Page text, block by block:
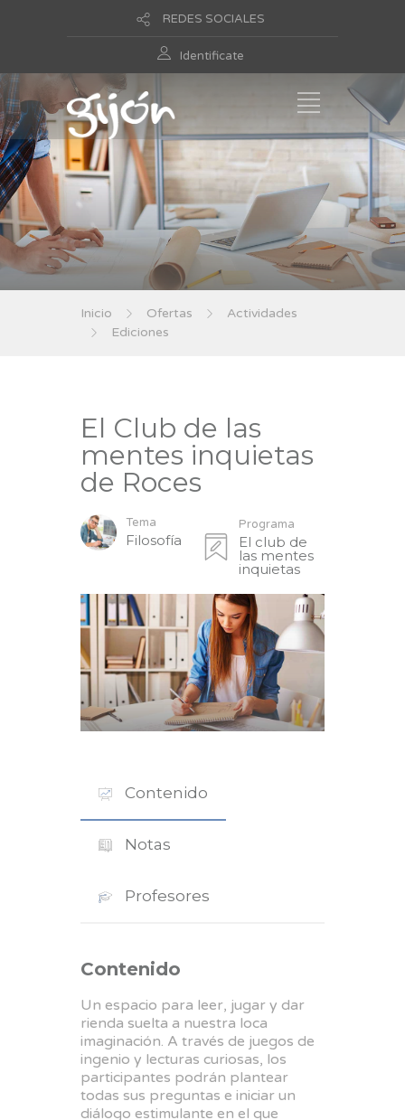
REDES SOCIALES
Identificate
Inicio Ofertas
Actividades
Ediciones
El Club de las
mentes inquietas
de Roces
Tema
Filosofía
Programa
El club de
las mentes
inquietas
Contenido
Notas
Profesores
Contenido
Un espacio para leer, jugar y dar
rienda suelta a nuestra loca
imaginación. A través de juegos de
ingenio y lecturas curiosas, los
participantes podrán plantear
todas sus preguntas e iniciar un
diálogo estimulante en el que